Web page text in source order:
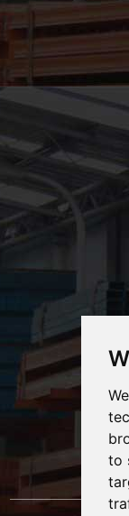
to